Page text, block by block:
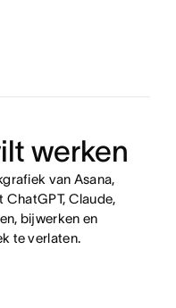
werken
van Asana,
Claude,
bijwerken en
te verlaten.